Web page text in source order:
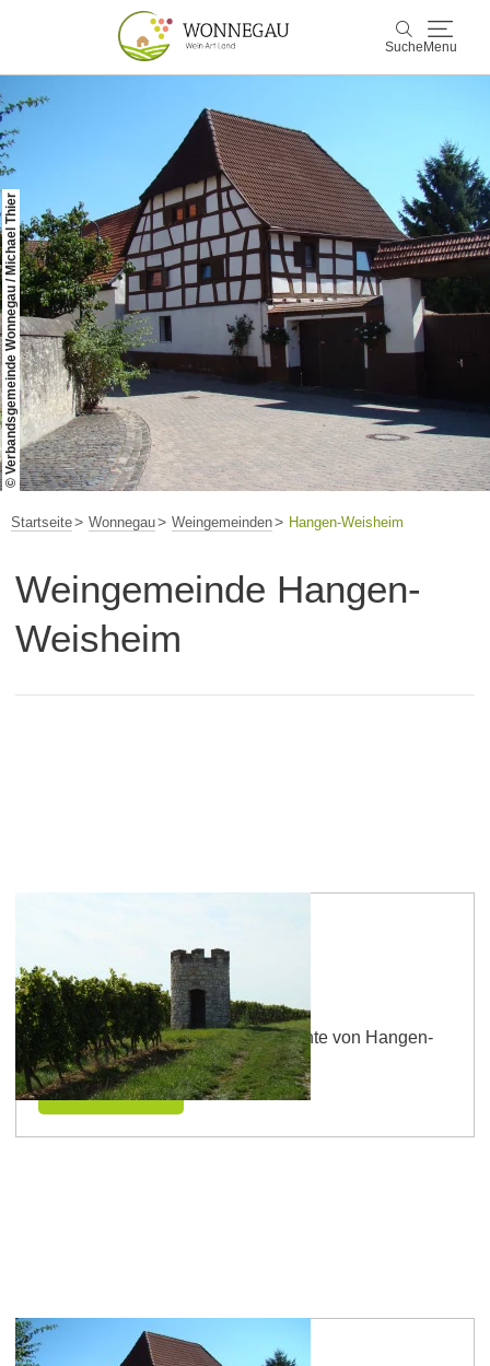
Suche Menu
Suche
Wonnegau
Entdecken & Erleben
Wein & Genuss
Kultur & Events
Buchen & Service
© Verbandsgemeinde Wonnegau / Michael Thier
Startseite Wonnegau Weingemeinden Hangen-Weisheim
Weingemeinde Hangen-
Weisheim
Hangen-Weisheim
Erfahren Sie hier mehr zu Geschichte von Hangen-
Weisheim!
mehr erfahren